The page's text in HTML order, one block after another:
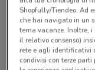
Via Di
4.4 km
Via
4.6 km
Shopfully/Tiendeo. Ad
che hai navigato in un
tema vacanze. Inoltre,
il relativo consenso)
rete e agli identificativi
condivisi con terze